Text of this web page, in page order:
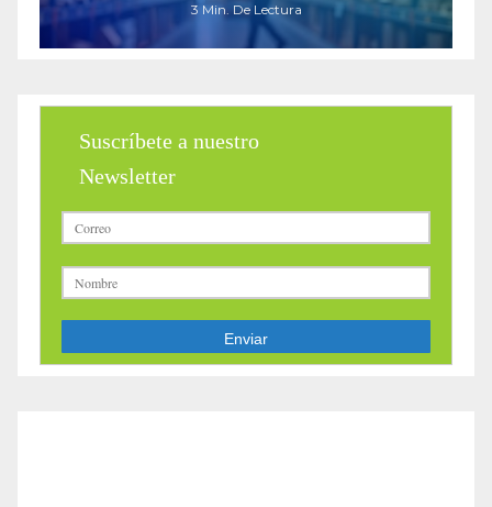
3 Min. De Lectura
Suscríbete a nuestro
Newsletter